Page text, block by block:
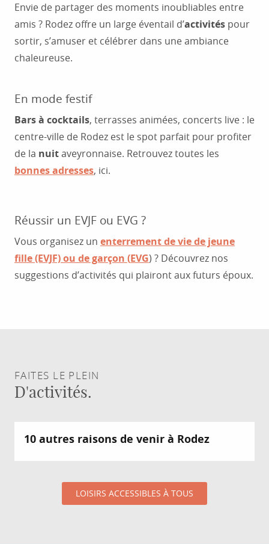
Envie de partager des moments inoubliables entre
amis ? Rodez offre un large éventail d’activités pour
sortir, s’amuser et célébrer dans une ambiance
chaleureuse.
En mode festif
Bars à cocktails, terrasses animées, concerts live : le
centre-ville de Rodez est le spot parfait pour profiter
de la nuitaveyronnaise. Retrouvez toutes les
bonnes adresses, ici.
Réussir un EVJF ou EVG ?
Vous organisez un enterrement de vie de jeune
fille(EVJF) ou de garçon (EVG) ? Découvrez nos
suggestions d’activités qui plairont aux futurs époux.
FAITES LE PLEIN
D'activités.
10 autres raisons de venir à Rodez
LOISIRS ACCESSIBLES À TOUS